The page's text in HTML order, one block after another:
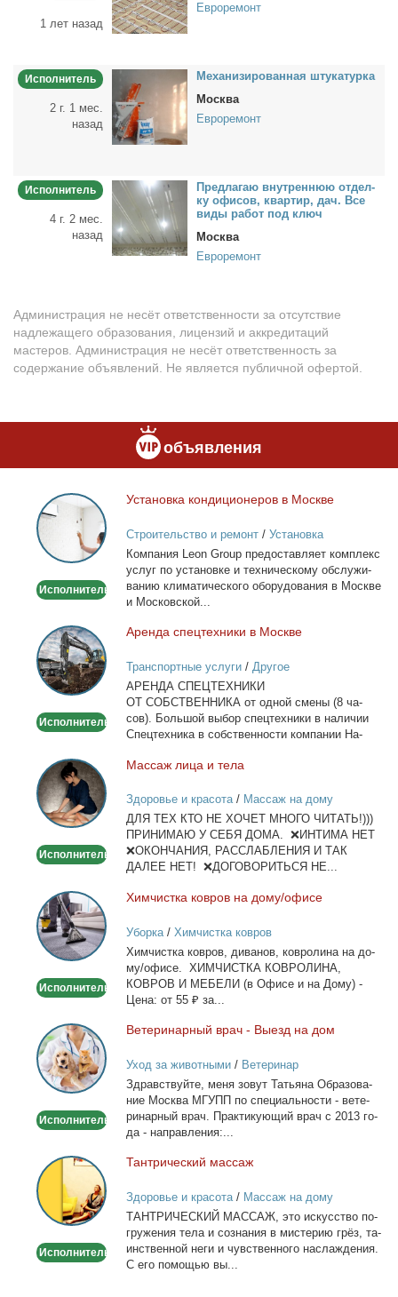
1 лет назад
Евроремонт
Исполнитель
2 г. 1 мес.
назад
Ме­ха­ни­зи­ро­ван­ная шту­ка­тур­ка
Москва
Евроремонт
Исполнитель
4 г. 2 мес.
назад
Пред­ла­гаю внут­рен­нюю от­дел­
ку офи­сов, квар­тир, дач. Все
ви­ды ра­бот под ключ
Москва
Евроремонт
Администрация не несёт ответственности за отсутствие
надлежащего образования, лицензий и аккредитаций
мастеров. Администрация не несёт ответственность за
содержание объявлений. Не является публичной офертой.
объявления
Установка
кондиционеров
в
Москве
Исполнитель
Уста­нов­ка кон­ди­ци­о­не­ров в Москве
Строительство и ремонт/ Установка
кондиционеров
Ком­па­ния Leon Group предо­став­ля­ет ком­плекс
услуг по уста­нов­ке и тех­ни­че­ско­му об­слу­жи­
ва­нию кли­ма­ти­че­ско­го обо­ру­до­ва­ния в Москве
и Мос­ков­ской...
Аренда
спецтехники
в
Москве
Исполнитель
Арен­да спец­тех­ни­ки в Москве
Транспортные услуги/ Другое
АРЕНДА СПЕЦТЕХНИКИ
ОТ СОБСТВЕННИКА от од­ной сме­ны (8 ча­
сов). Боль­шой вы­бор спец­тех­ни­ки в на­ли­чии
Спец­тех­ни­ка в соб­ствен­но­сти ком­па­нии На­
Массаж
лица
и
тела
Исполнитель
Мас­саж ли­ца и те­ла
Здоровье и красота/ Массаж на дому
ДЛЯ ТЕХ КТО НЕ ХОЧЕТ МНОГО ЧИТАТЬ!)))
ПРИНИМАЮ У СЕБЯ ДОМА. ❌ИНТИМА НЕТ
❌ОКОНЧАНИЯ, РАССЛАБЛЕНИЯ И ТАК
ДАЛЕЕ НЕТ! ❌ДОГОВОРИТЬСЯ НЕ...
Химчистка
ковров
на
дому/
Исполнитель
Хим­чист­ка ков­ров на до­му/офи­се
Уборка/ Химчистка ковров
Хим­чист­ка ков­ров, ди­ва­нов, ков­ро­ли­на на до­
му/офи­се. ХИМЧИСТКА КОВРОЛИНА,
КОВРОВ И МЕБЕЛИ (в Офи­се и на До­му) -
Це­на: от 55 ₽ за...
Ветеринарный
врач
-
Выезд
дом
Исполнитель
Ве­те­ри­нар­ный врач - Вы­езд на дом
Уход за животными/ Ветеринар
Здрав­ствуй­те, ме­ня зо­вут Та­тья­на Об­ра­зо­ва­
ние Москва МГУПП по спе­ци­аль­но­сти - ве­те­
ри­нар­ный врач. Прак­ти­ку­ю­щий врач с 2013 го­
да - на­прав­ле­ния:...
Тантрический
массаж
Исполнитель
Тан­три­че­ский мас­саж
Здоровье и красота/ Массаж на дому
ТАНТРИЧЕСКИЙ МАССАЖ, это ис­кус­ство по­
гру­же­ния те­ла и со­зна­ния в ми­сте­рию грёз, та­
ин­ствен­ной неги и чув­ствен­но­го на­сла­жде­ния.
С его по­мо­щью вы...